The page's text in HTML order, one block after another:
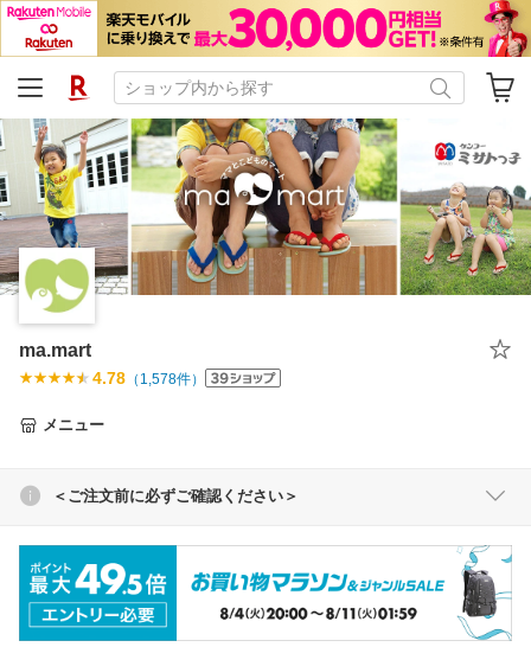
ma.mart
4.78 （ 1,578件）
メニュー
＜ご注文前に必ずご確認ください＞